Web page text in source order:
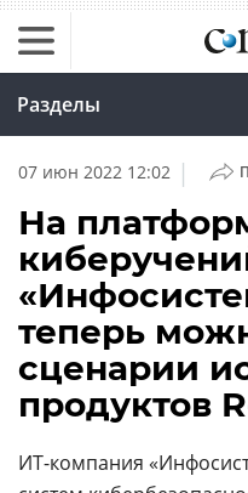
Разделы
07 июн 2022 12:02 |
На
теперь
сценарии
продуктов
ИТ-компания